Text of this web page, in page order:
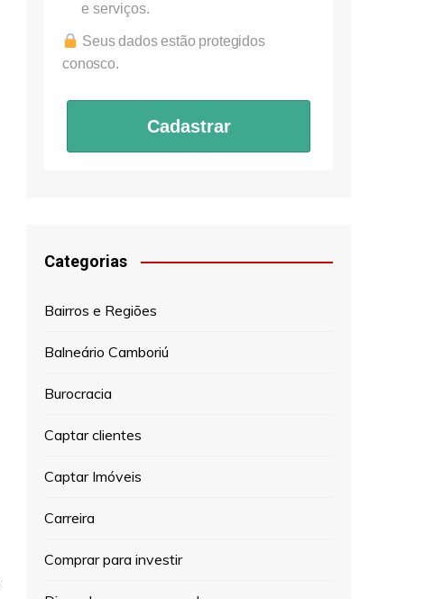
e serviços.
Seus dados estão protegidos
conosco.
Cadastrar
Categorias
Bairros e Regiões
Balneário Camboriú
Burocracia
Captar clientes
Captar Imóveis
Carreira
Comprar para investir